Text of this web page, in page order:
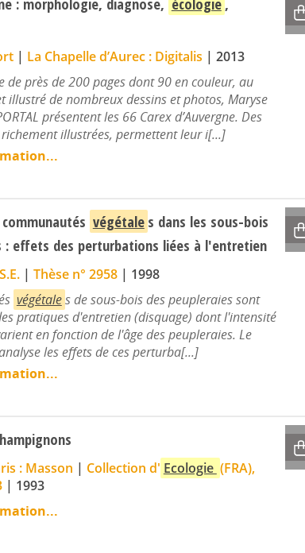
| La Chapelle d’Aurec : Digitalis | 2013
de près de 200 pages dont 90 en couleur, au
illustré de nombreux dessins et photos, Maryse
présentent les 66 Carex d’Auvergne. Des
illustrées, permettent leur i[...]
végétale s dans les sous-bois
: effets des perturbations liées à l'entretien
S.E.| Thèse n° 2958| 1998
végétales de sous-bois des peupleraies sont
pratiques d'entretien (disquage) dont l'intensité
en fonction de l'âge des peupleraies. Le
les effets de ces perturba[...]
: Masson | Collection d' Ecologie (FRA),
| 1993